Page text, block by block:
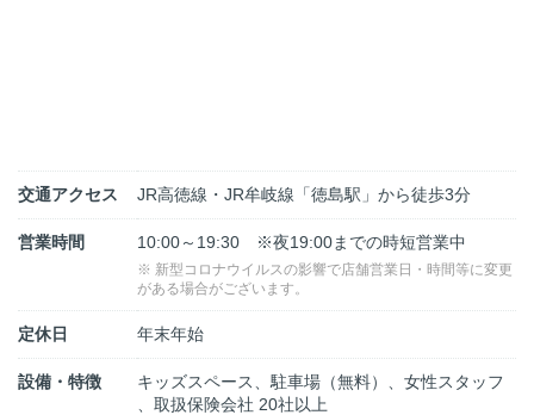
交通アクセス JR高徳線・JR牟岐線「徳島駅」から徒歩3分
営業時間 10:00～19:30 ※夜19:00までの時短営業中
※ 新型コロナウイルスの影響で店舗営業日・時間等に変更
がある場合がございます。
定休日 年末年始
設備・特徴
キッズスペース、駐車場（無料）、女性スタッフ
、取扱保険会社 20社以上